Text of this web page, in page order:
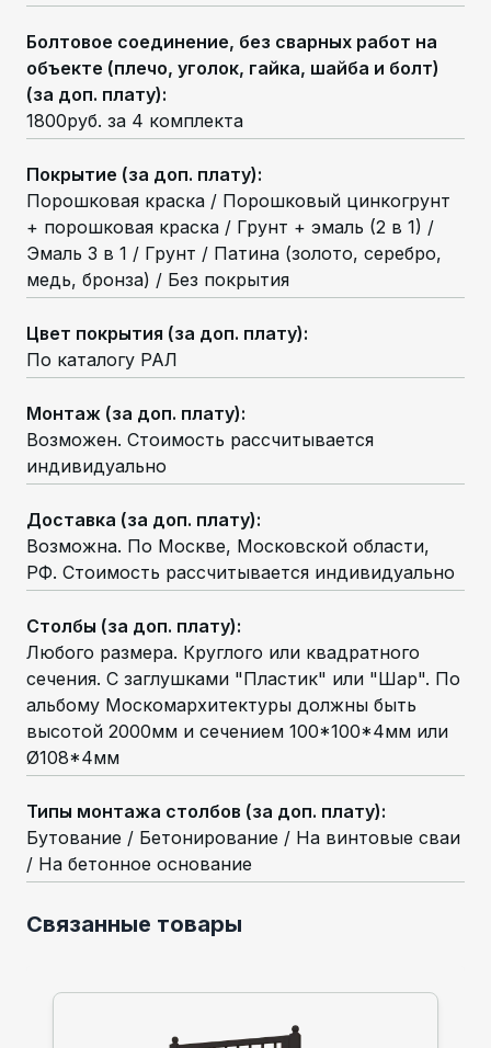
Болтовое соединение, без сварных работ на
объекте (плечо, уголок, гайка, шайба и болт)
(за доп. плату):
1800руб. за 4 комплекта
Покрытие (за доп. плату):
Порошковая краска / Порошковый цинкогрунт
+ порошковая краска / Грунт + эмаль (2 в 1) /
Эмаль 3 в 1 / Грунт / Патина (золото, серебро,
медь, бронза) / Без покрытия
Цвет покрытия (за доп. плату):
По каталогу РАЛ
Монтаж (за доп. плату):
Возможен. Стоимость рассчитывается
индивидуально
Доставка (за доп. плату):
Возможна. По Москве, Московской области,
РФ. Стоимость рассчитывается индивидуально
Столбы (за доп. плату):
Любого размера. Круглого или квадратного
сечения. С заглушками "Пластик" или "Шар". По
альбому Москомархитектуры должны быть
высотой 2000мм и сечением 100*100*4мм или
Ø108*4мм
Типы монтажа столбов (за доп. плату):
Бутование / Бетонирование / На винтовые сваи
/ На бетонное основание
Связанные товары